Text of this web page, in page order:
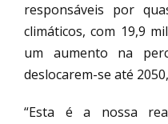
responsáveis por
climáticos, com 19,9
um aumento na
deslocarem-se até
“Esta é a nossa